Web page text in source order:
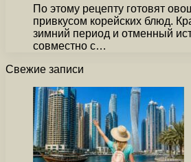
По этому рецепту готовят
привкусом корейских блюд.
зимний период и отменный
совместно с…
Свежие записи